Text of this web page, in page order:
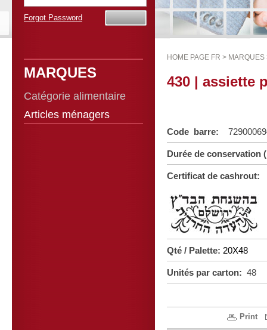
Forgot Password
MARQUES
Catégorie alimentaire
Articles ménagers
HOME PAGE FR > MARQUES
430 | assiette
Code barre:
Durée de conservation
Certificat de cashrout:
Qté / Palette: 20X48
Unités par carton: 48
Print